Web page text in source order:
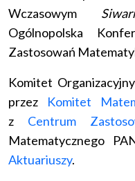
Wczasowym
Ogólnopolska
Zastosowań
Komitet
przez Komitet
z Centrum
Matematycznego
Aktuariuszy.